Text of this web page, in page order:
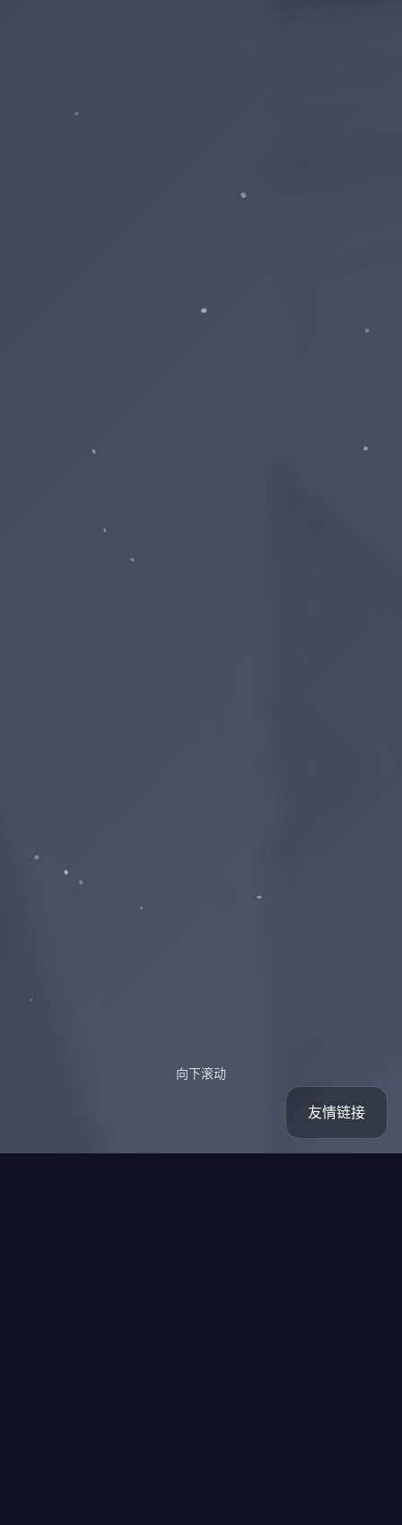
向下滚动
友情链接